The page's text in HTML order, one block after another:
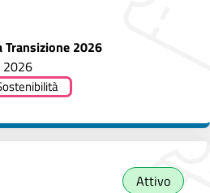
Transizione 2026
2026
Attivo